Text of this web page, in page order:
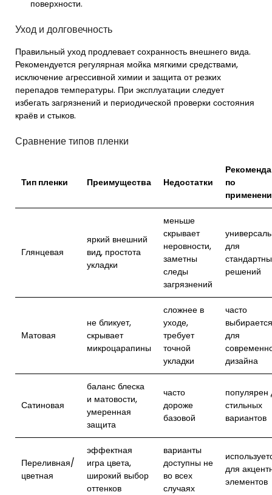
поверхности.
Уход и долговечность
Правильный уход продлевает сохранность внешнего вида.
Рекомендуется регулярная мойка мягкими средствами,
исключение агрессивной химии и защита от резких
перепадов температуры. При эксплуатации следует
избегать загрязнений и периодической проверки состояния
краёв и стыков.
Сравнение типов пленки
Тип пленки Преимущества Недостатки
по
Глянцевая
яркий внешний
вид, простота
укладки
меньше
скрывает
неровности,
заметны
следы
загрязнений
для
решений
Матовая
не бликует,
скрывает
микроцарапины
сложнее в
уходе,
требует
точной
укладки
часто
выбирается
для
дизайна
Сатиновая
баланс блеска
и матовости,
умеренная
защита
часто
дороже
базовой
популярен
стильных
вариантов
Переливная/
цветная
эффектная
игра цвета,
широкий выбор
оттенков
варианты
доступны не
во всех
случаях
для
элементов